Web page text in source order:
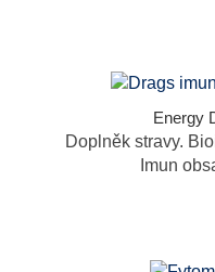
Energy
Doplněk stravy.
Imun